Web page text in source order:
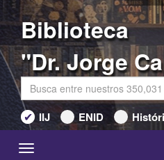
Biblioteca
"Dr. Jorge
IIJ ENID
Toggle